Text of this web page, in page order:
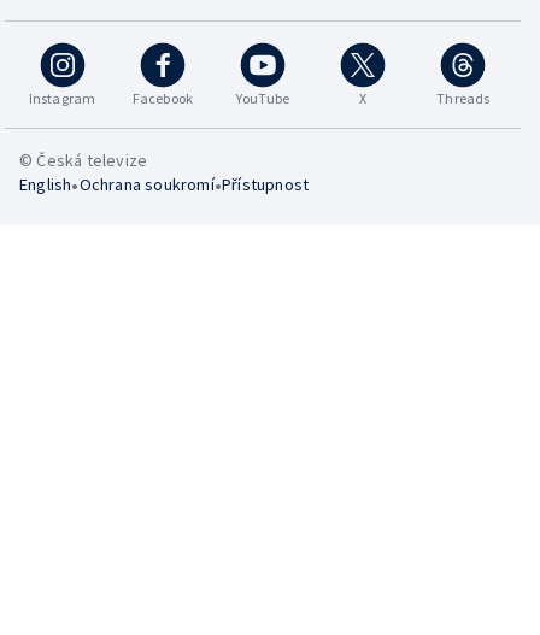
Instagram Facebook YouTube X Threads
© Česká televize
English•Ochrana soukromí•Přístupnost